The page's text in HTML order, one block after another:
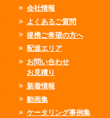
会社情報
よくあるご質問
提携ご希望の方へ
配達エリア
お問い合わせ
お見積り
新着情報
動画集
ケータリング事例集